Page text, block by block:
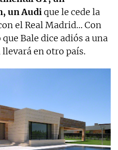
un Audi que le cede la
el Real Madrid… Con
Bale dice adiós a una
en otro país.